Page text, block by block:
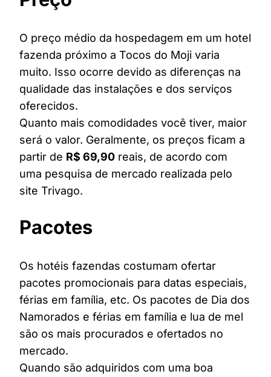
O preço médio da hospedagem em um hotel
fazenda próximo a Tocos do Moji varia
muito. Isso ocorre devido as diferenças na
qualidade das instalações e dos serviços
oferecidos.
Quanto mais comodidades você tiver, maior
será o valor. Geralmente, os preços ficam a
partir de R$ 69,90 reais, de acordo com
uma pesquisa de mercado realizada pelo
site Trivago.
Pacotes
Os hotéis fazendas costumam ofertar
pacotes promocionais para datas especiais,
férias em família, etc. Os pacotes de Dia dos
Namorados e férias em família e lua de mel
são os mais procurados e ofertados no
mercado.
Quando são adquiridos com uma boa